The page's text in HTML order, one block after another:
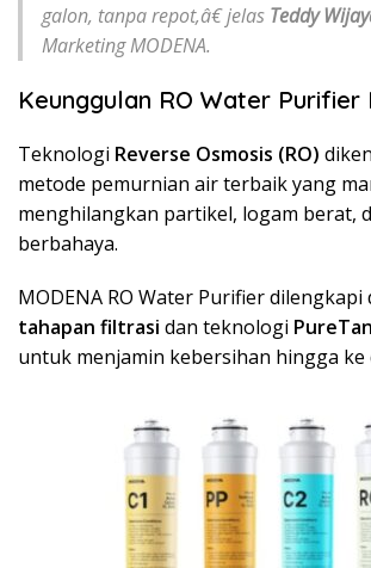
galon, tanpa repot,â€ jelas Teddy
Marketing MODENA.
Keunggulan RO Water Purifier
Teknologi Reverse Osmosis (RO)
metode pemurnian air terbaik yang
menghilangkan partikel, logam berat,
berbahaya.
MODENA RO Water Purifier dilengkapi
tahapan filtrasi dan teknologi
untuk menjamin kebersihan hingga ke